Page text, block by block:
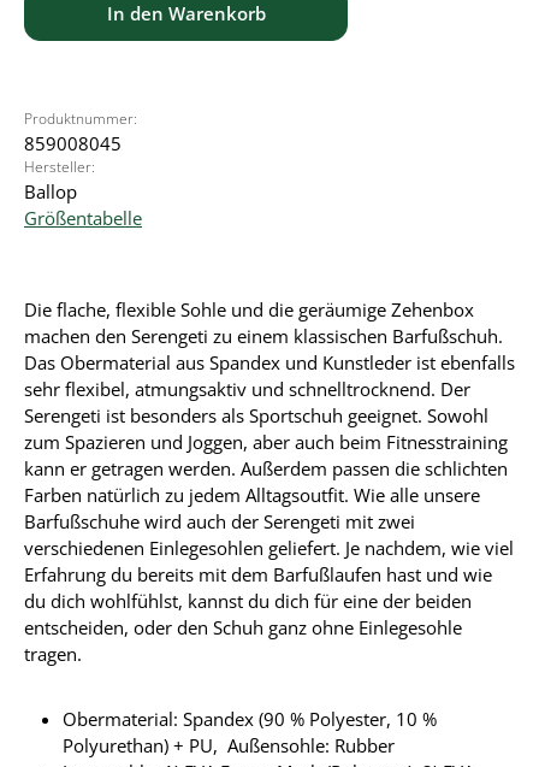
In den Warenkorb
Produktnummer:
859008045
Hersteller:
Ballop
Größentabelle
Die flache, flexible Sohle und die geräumige Zehenbox
machen den Serengeti zu einem klassischen Barfußschuh.
Das Obermaterial aus Spandex und Kunstleder ist ebenfalls
sehr flexibel, atmungsaktiv und schnelltrocknend. Der
Serengeti ist besonders als Sportschuh geeignet. Sowohl
zum Spazieren und Joggen, aber auch beim Fitnesstraining
kann er getragen werden. Außerdem passen die schlichten
Farben natürlich zu jedem Alltagsoutfit. Wie alle unsere
Barfußschuhe wird auch der Serengeti mit zwei
verschiedenen Einlegesohlen geliefert. Je nachdem, wie viel
Erfahrung du bereits mit dem Barfußlaufen hast und wie
du dich wohlfühlst, kannst du dich für eine der beiden
entscheiden, oder den Schuh ganz ohne Einlegesohle
tragen.
Obermaterial: Spandex (90 % Polyester, 10 %
Polyurethan) + PU, Außensohle: Rubber